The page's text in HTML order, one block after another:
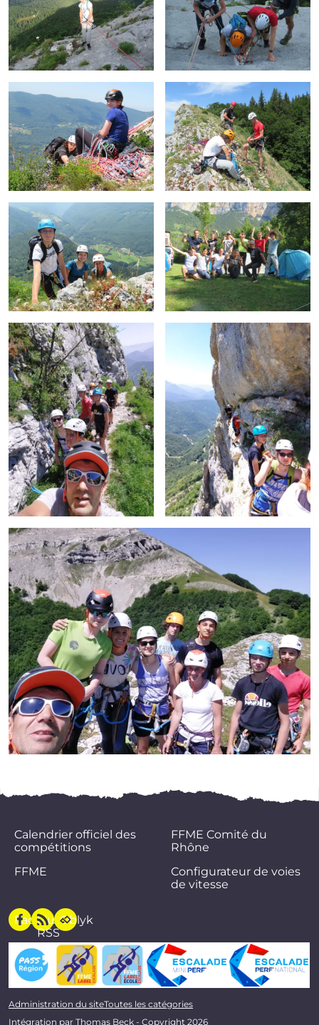
Calendrier officiel des
compétitions
FFME
FFME Comité du
Rhône
Configurateur de voies
de vitesse
Facebook
Flux
RSS
Oblyk
Administration du siteToutes les catégories
Intégration par Thomas Beck - Copyright 2026